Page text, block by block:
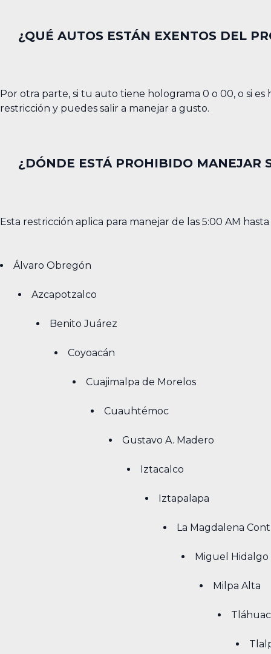
¿QUÉ AUTOS ESTÁN EXENTOS DEL
Por otra parte, si tu auto tiene holograma 0 o 00, o si
restricción y puedes salir a manejar a gusto.
¿DÓNDE ESTÁ PROHIBIDO MANEJAR
Esta restricción aplica para manejar de las 5:00 AM
Álvaro Obregón
Azcapotzalco
Benito Juárez
Coyoacán
Cuajimalpa de Morelos
Cuauhtémoc
Gustavo A. Madero
Iztacalco
Iztapalapa
La Magdalena
Miguel Hidalgo
Milpa Alta
Tláhuac